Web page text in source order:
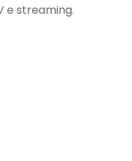
e streaming.